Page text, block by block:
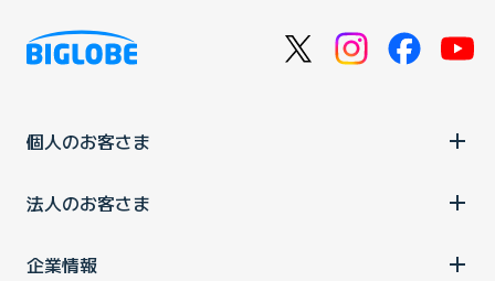
個人のお客さま
法人のお客さま
企業情報